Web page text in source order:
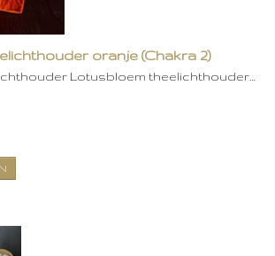
oranje (Chakra 2)
Lotusbloem theelichthouder…